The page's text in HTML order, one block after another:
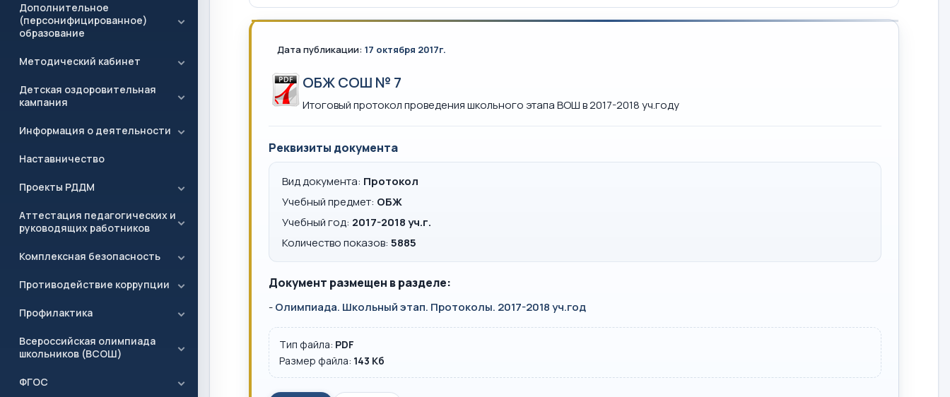
Дополнительное
(персонифицированное)
образование
Методический кабинет
Детская оздоровительная
кампания
Информация о деятельности
Наставничество
Проекты РДДМ
Аттестация педагогических и
руководящих работников
Комплексная безопасность
Противодействие коррупции
Профилактика
Всероссийская олимпиада
школьников (ВСОШ)
ФГОС
Дата публикации: 17 октября 2017г.
ОБЖ СОШ № 7
Итоговый протокол проведения школьного этапа ВОШ в 2017-2018 уч.году
Реквизиты документа
Вид документа: Протокол
Учебный предмет: ОБЖ
Учебный год: 2017-2018 уч.г.
Количество показов: 5885
Документ размещен в разделе:
-Олимпиада. Школьный этап. Протоколы. 2017-2018 уч.год
Тип файла: PDF
Размер файла: 143 Кб